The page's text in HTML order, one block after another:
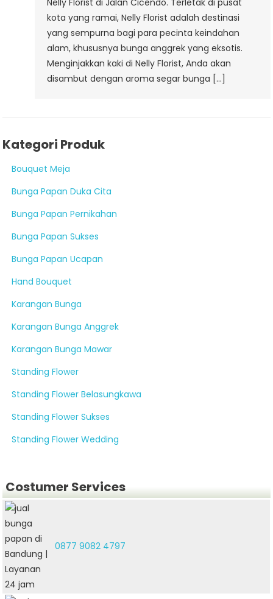
Nelly Florist di Jalan Cicendo. Terletak di pusat
kota yang ramai, Nelly Florist adalah destinasi
yang sempurna bagi para pecinta keindahan
alam, khususnya bunga anggrek yang eksotis.
Menginjakkan kaki di Nelly Florist, Anda akan
disambut dengan aroma segar bunga […]
Kategori Produk
Bouquet Meja
Bunga Papan Duka Cita
Bunga Papan Pernikahan
Bunga Papan Sukses
Bunga Papan Ucapan
Hand Bouquet
Karangan Bunga
Karangan Bunga Anggrek
Karangan Bunga Mawar
Standing Flower
Standing Flower Belasungkawa
Standing Flower Sukses
Standing Flower Wedding
Costumer Services
0877 9082 4797